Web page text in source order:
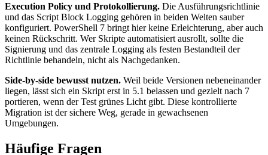
Execution Policy und Protokollierung. Die Ausführungsrichtlinie
und das Script Block Logging gehören in beiden Welten sauber
konfiguriert. PowerShell 7 bringt hier keine Erleichterung, aber auch
keinen Rückschritt. Wer Skripte automatisiert ausrollt, sollte die
Signierung und das zentrale Logging als festen Bestandteil der
Richtlinie behandeln, nicht als Nachgedanken.
Side-by-side bewusst nutzen. Weil beide Versionen nebeneinander
liegen, lässt sich ein Skript erst in 5.1 belassen und gezielt nach 7
portieren, wenn der Test grünes Licht gibt. Diese kontrollierte
Migration ist der sichere Weg, gerade in gewachsenen
Umgebungen.
Häufige Fragen